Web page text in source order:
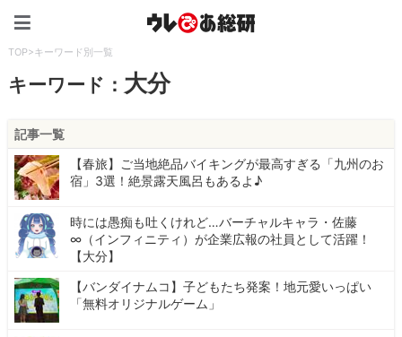
TOP>キーワード別一覧
キーワード： 大分
記事一覧
【春旅】ご当地絶品バイキングが最高すぎる「九州のお
宿」3選！絶景露天風呂もあるよ♪
時には愚痴も吐くけれど…バーチャルキャラ・佐藤
∞（インフィニティ）が企業広報の社員として活躍！
【大分】
【バンダイナムコ】子どもたち発案！地元愛いっぱい
「無料オリジナルゲーム」